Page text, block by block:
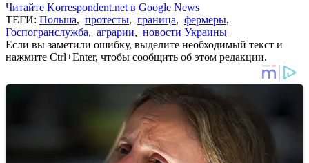
Читайте Korrespondent.net в Google News
ТЕГИ: Польша, протесты, граница, фермеры,
Госпогранслужба, аграрии, новости Украины
Если вы заметили ошибку, выделите необходимый текст и
нажмите Ctrl+Enter, чтобы сообщить об этом редакции.